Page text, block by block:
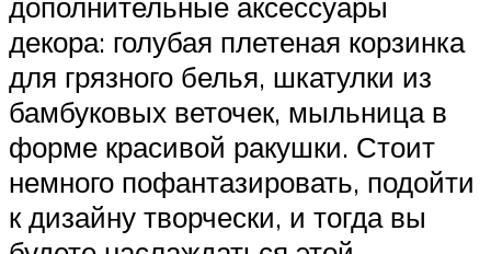
декора: голубая плетеная корзинка
для грязного белья, шкатулки из
бамбуковых веточек, мыльница в
форме красивой ракушки. Стоит
немного пофантазировать, подойти
к дизайну творчески, и тогда вы